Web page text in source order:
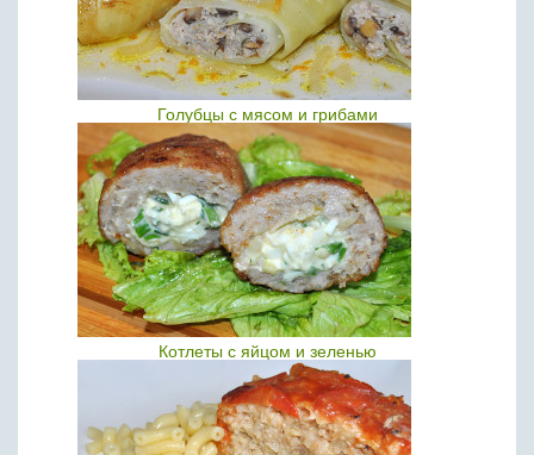
Голубцы с мясом и грибами
Котлеты с яйцом и зеленью